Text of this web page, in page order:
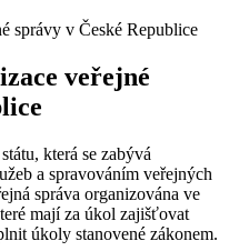
veřejné
která se zabývá
a spravováním veřejných
správa organizována ve
mají za úkol zajišťovat
úkoly stanovené zákonem.